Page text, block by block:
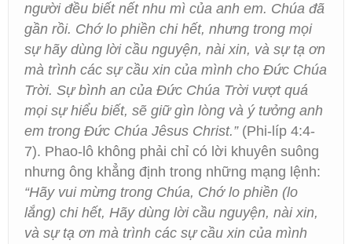
người đều biết nết nhu mì của anh em. Chúa đã
gần rồi. Chớ lo phiền chi hết, nhưng trong mọi
sự hãy dùng lời cầu nguyện, nài xin, và sự tạ ơn
mà trình các sự cầu xin của mình cho Đức Chúa
Trời. Sự bình an của Đức Chúa Trời vượt quá
mọi sự hiểu biết, sẽ giữ gìn lòng và ý tưởng anh
em trong Đức Chúa Jêsus Christ.” (Phi-líp 4:4-
7). Phao-lô không phải chỉ có lời khuyên suông
nhưng ông khẳng định trong những mạng lệnh:
“Hãy vui mừng trong Chúa, Chớ lo phiền (lo
lắng) chi hết, Hãy dùng lời cầu nguyện, nài xin,
và sự tạ ơn mà trình các sự cầu xin của mình